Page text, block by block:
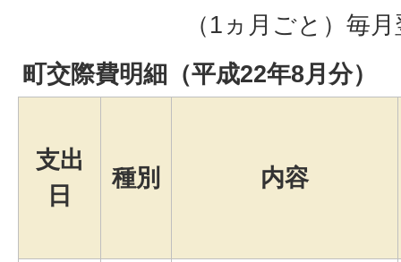
（1ヵ月ごと）毎
町交際費明細（平成22年8月分）
支出
日
種別 内容